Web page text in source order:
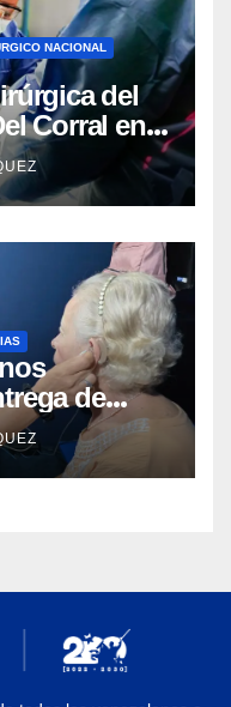
NACIONAL
del
Corral en
de
Centro de